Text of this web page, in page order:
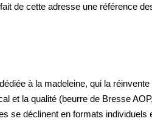
de cette adresse une référence
à la madeleine, qui la
et la qualité (beurre de Bresse
se déclinent en formats